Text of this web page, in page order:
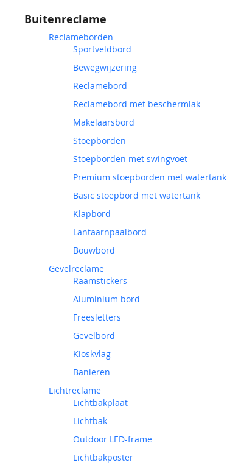
Buitenreclame
Reclameborden
Sportveldbord
Bewegwijzering
Reclamebord
Reclamebord met beschermlak
Makelaarsbord
Stoepborden
Stoepborden met swingvoet
Premium stoepborden met watertank
Basic stoepbord met watertank
Klapbord
Lantaarnpaalbord
Bouwbord
Gevelreclame
Raamstickers
Aluminium bord
Freesletters
Gevelbord
Kioskvlag
Banieren
Lichtreclame
Lichtbakplaat
Lichtbak
Outdoor LED-frame
Lichtbakposter